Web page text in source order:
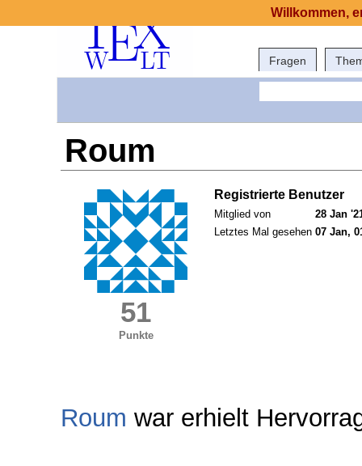
Fragen
Roum
51
Punkte
Registrierte Benutzer
Mitglied von
28 Jan
Letztes Mal gesehen 07 Jan,
Roum war erhielt
Willkommen,